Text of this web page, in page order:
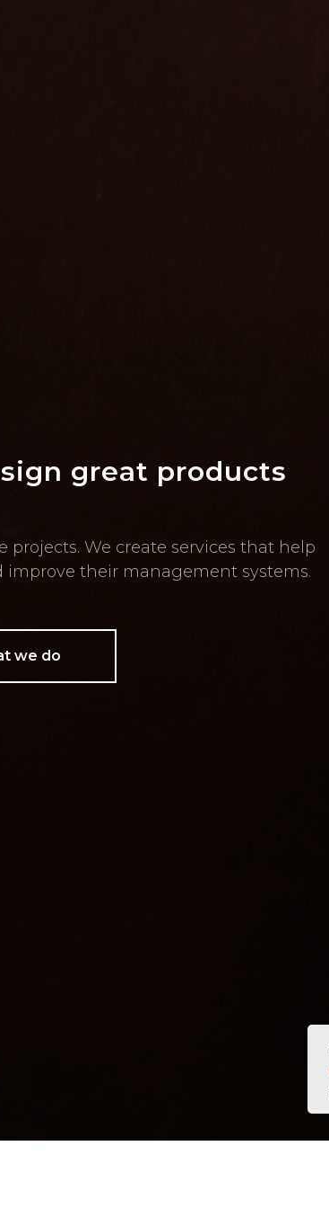
great products
projects. We create services that help
improve their management systems.
we do